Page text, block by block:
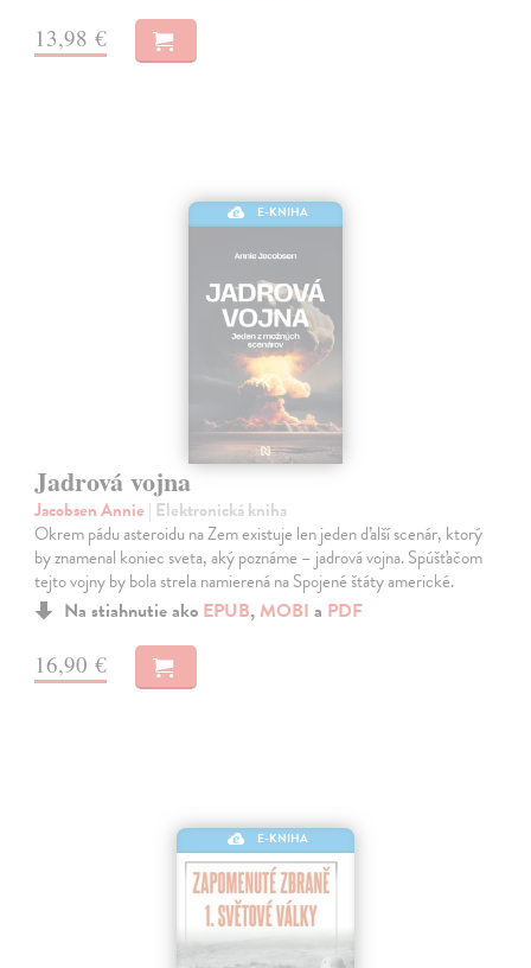
13,98 €
E-KNIHA
Jadrová vojna
Jacobsen Annie | Elektronická kniha
Okrem pádu asteroidu na Zem existuje len jeden ďalší scenár, ktorý
by znamenal koniec sveta, aký poznáme – jadrová vojna. Spúšťačom
tejto vojny by bola strela namierená na Spojené štáty americké.
Na stiahnutie ako EPUB, MOBI a PDF
16,90 €
E-KNIHA